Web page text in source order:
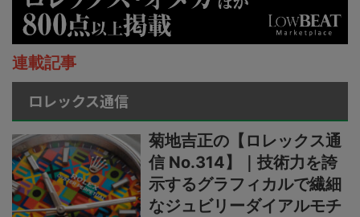
連載記事
ロレックス通信
菊地吉正の【ロレックス通
信 No.314】｜技術力を誇
示するグラフィカルで繊細
なジュビリーダイアルモチ